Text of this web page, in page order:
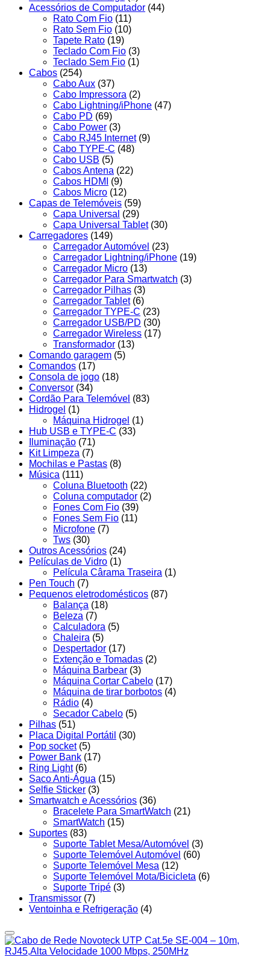
Acessórios de Computador (44)
Rato Com Fio (11)
Rato Sem Fio (10)
Tapete Rato (19)
Teclado Com Fio (3)
Teclado Sem Fio (1)
Cabos (254)
Cabo Aux (37)
Cabo Impressora (2)
Cabo Lightning/iPhone (47)
Cabo PD (69)
Cabo Power (3)
Cabo RJ45 Internet (9)
Cabo TYPE-C (48)
Cabo USB (5)
Cabos Antena (22)
Cabos HDMI
(9)
Cabos Micro (12)
Capas de Telemóveis (59)
Capa Universal (29)
Capa Universal Tablet (30)
Carregadores (149)
Carregador Automóvel (23)
Carregador Lightning/iPhone (19)
Carregador Micro (13)
Carregador Para Smartwatch (3)
Carregador Pilhas (3)
Carregador Tablet (6)
Carregador TYPE-C (23)
Carregador USB/PD (30)
Carregador Wireless (17)
Transformador (13)
Comando garagem (5)
Comandos (17)
Consola de jogo (18)
Conversor (34)
Cordão Para Telemóvel (83)
Hidrogel (1)
Máquina Hidrogel (1)
Hub USB e TYPE-C (33)
Iluminação (71)
Kit Limpeza (7)
Mochilas e Pastas (8)
Música (111)
Coluna Bluetooth (22)
Coluna computador (2)
Fones Com Fio (39)
Fones Sem Fio (11)
Microfone (7)
Tws (30)
Outros Acessórios (24)
Películas de Vidro (1)
Película Cârama Traseira (1)
Pen Touch (7)
Pequenos eletrodomésticos (87)
Balança (18)
Beleza (7)
Calculadora (5)
Chaleira (5)
Despertador (17)
Extenção e Tomadas (2)
Máquina Barbear (3)
Máquina Cortar Cabelo (17)
Máquina de tirar borbotos (4)
Rádio (4)
Secador Cabelo (5)
Pilhas (51)
Placa Digital Portátil (30)
Pop socket (5)
Power Bank (17)
Ring Light (6)
Saco Anti-Água (15)
Selfie Sticker (3)
Smartwatch e Acessórios (36)
Bracelete Para SmartWatch (21)
SmartWatch (15)
Suportes (83)
Suporte Tablet Mesa/Automóvel (3)
Suporte Telemóvel Automóvel (60)
Suporte Telemóvel Mesa (12)
Suporte Telemóvel Mota/Bicicleta (6)
Suporte Tripé (3)
Transmissor (7)
Ventoinha e Refrigeração (4)